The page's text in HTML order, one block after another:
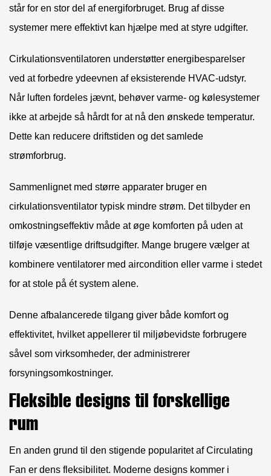
står for en stor del af energiforbruget. Brug af disse
systemer mere effektivt kan hjælpe med at styre udgifter.
Cirkulationsventilatoren understøtter energibesparelser
ved at forbedre ydeevnen af ​​eksisterende HVAC-udstyr.
Når luften fordeles jævnt, behøver varme- og kølesystemer
ikke at arbejde så hårdt for at nå den ønskede temperatur.
Dette kan reducere driftstiden og det samlede
strømforbrug.
Sammenlignet med større apparater bruger en
cirkulationsventilator typisk mindre strøm. Det tilbyder en
omkostningseffektiv måde at øge komforten på uden at
tilføje væsentlige driftsudgifter. Mange brugere vælger at
kombinere ventilatorer med aircondition eller varme i stedet
for at stole på ét system alene.
Denne afbalancerede tilgang giver både komfort og
effektivitet, hvilket appellerer til miljøbevidste forbrugere
såvel som virksomheder, der administrerer
forsyningsomkostninger.
Fleksible designs til forskellige
rum
En anden grund til den stigende popularitet af Circulating
Fan er dens fleksibilitet. Moderne designs kommer i